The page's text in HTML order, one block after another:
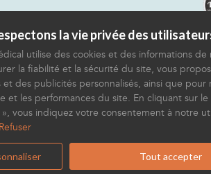
la vie privée des
utilise des cookies et des informations de
la fiabilité et la sécurité du site, vous
et des publicités personnalisés, ainsi que pour
et les performances du site. En cliquant sur
vous indiquez votre consentement à notre
Refuser
Tout accepter